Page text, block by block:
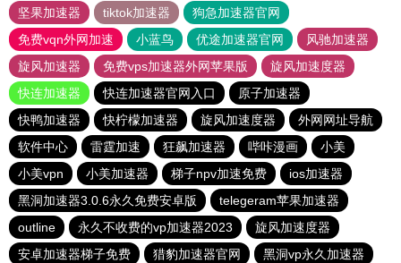
坚果加速器
tiktok加速器
狗急加速器官网
免费vqn外网加速
小蓝鸟 优途加速器官网
风驰加速器
旋风加速器
免费vps加速器外网苹果版
旋风加速度器
快连加速器
快连加速器官网入口
原子加速器
快鸭加速器
快柠檬加速器 旋风加速度器
外网网址导航
软件中心
雷霆加速 狂飙加速器 哔咔漫画
小美
小美vpn
小美加速器 梯子npv加速免费
ios加速器
黑洞加速器3.0.6永久免费安卓版
telegeram苹果加速器
outline
永久不收费的vp加速器2023
旋风加速度器
安卓加速器梯子免费
猎豹加速器官网
黑洞vp永久加速器